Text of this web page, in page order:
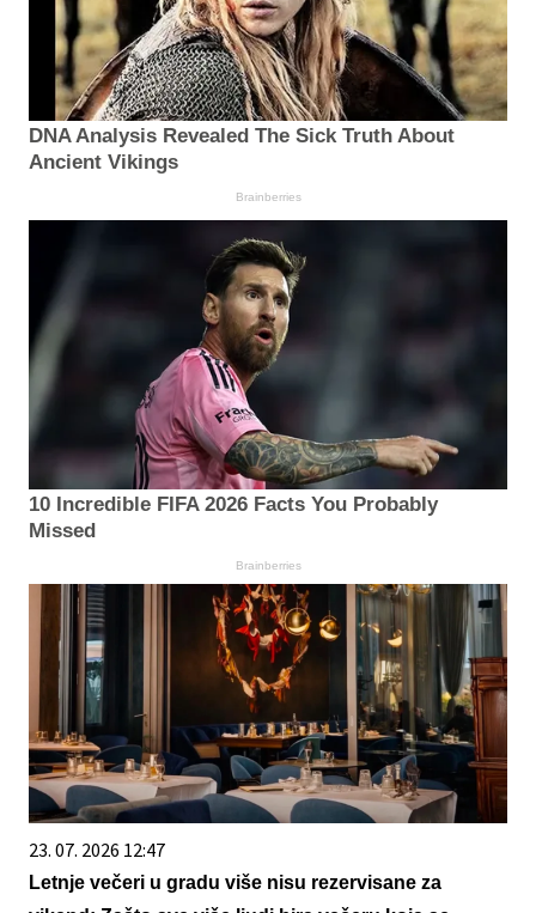
DNA Analysis Revealed The Sick Truth About
Ancient Vikings
Brainberries
10 Incredible FIFA 2026 Facts You Probably
Missed
Brainberries
23. 07. 2026 12:47
Letnje večeri u gradu više nisu rezervisane za